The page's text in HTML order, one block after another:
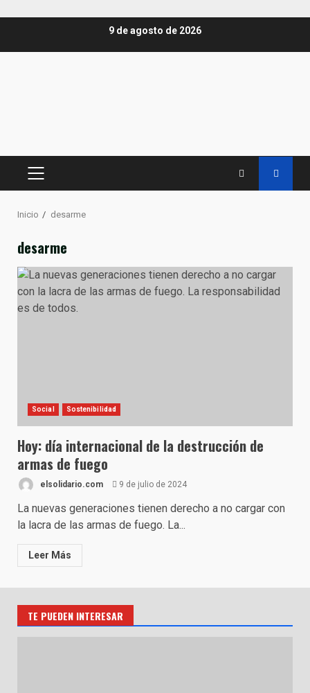
9 de agosto de 2026
MENÚ
Inicio desarme
desarme
Social Sostenibilidad
Hoy: día internacional de la destrucción de
armas de fuego
elsolidario.com 9 de julio de 2024
La nuevas generaciones tienen derecho a no cargar con
la lacra de las armas de fuego. La...
Leer Más
TE PUEDEN INTERESAR